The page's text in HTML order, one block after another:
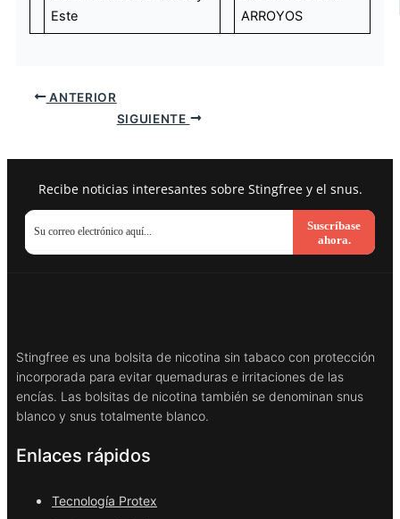
Este
ARROYOS
ANTERIOR
SIGUIENTE
Recibe noticias interesantes sobre Stingfree y el snus.
Suscríbase
ahora.
Stingfree es una bolsita de nicotina sin tabaco con protección
incorporada para evitar quemaduras e irritaciones de las
encías. Las bolsitas de nicotina también se denominan snus
blanco y snus totalmente blanco.
Enlaces rápidos
Tecnología Protex